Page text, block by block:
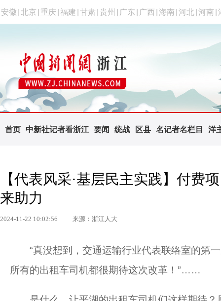
安徽 北京 重庆 福建 甘肃 贵州 广东 广西 海南 河北 河南
首页 中新社记者看浙江 要闻 统战 区县 名记者名栏目 洋
【代表风采·基层民主实践】付费
来助力
2024-11-22 10:02:56 来源：浙江人大
“真没想到，交通运输行业代表联络室的第一
所有的出租车司机都很期待这次改革！”……